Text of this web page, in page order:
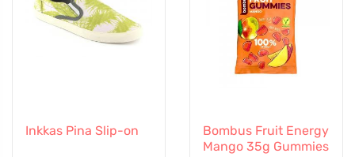
Inkkas Pina Slip-on
Bombus Fruit Energy
Mango 35g Gummies